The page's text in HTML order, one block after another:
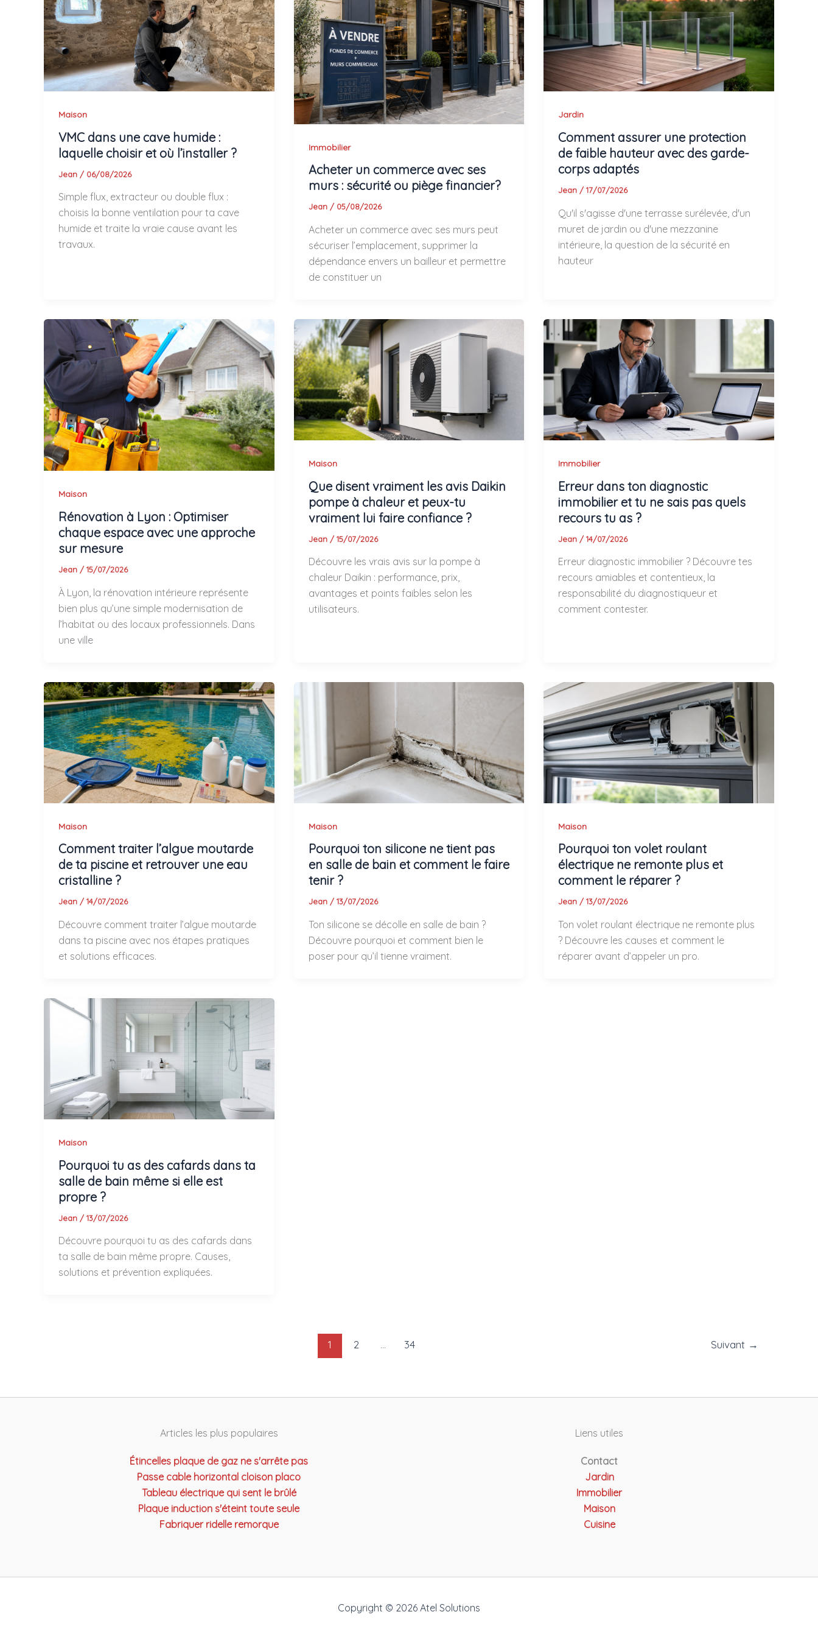
Maison
VMC dans une cave humide :
laquelle choisir et où l’installer ?
Jean / 06/08/2026
Simple flux, extracteur ou double flux :
choisis la bonne ventilation pour ta cave
humide et traite la vraie cause avant les
travaux.
Immobilier
Acheter un commerce avec ses
murs : sécurité ou piège financier?
Jean / 05/08/2026
Acheter un commerce avec ses murs peut
sécuriser l’emplacement, supprimer la
dépendance envers un bailleur et permettre
de constituer un
Jardin
Comment assurer une protection
de faible hauteur avec des garde-
corps adaptés
Jean /17/07/2026
Qu'il s'agisse d'une terrasse surélevée, d'un
muret de jardin ou d'une mezzanine
intérieure, la question de la sécurité en
hauteur
Maison
Rénovation à Lyon : Optimiser
chaque espace avec une approche
sur mesure
Jean / 15/07/2026
À Lyon, la rénovation intérieure représente
bien plus qu’une simple modernisation de
l’habitat ou des locaux professionnels. Dans
une ville
Maison
Que disent vraiment les avis Daikin
pompe à chaleur et peux-tu
vraiment lui faire confiance ?
Jean / 15/07/2026
Découvre les vrais avis sur la pompe à
chaleur Daikin : performance, prix,
avantages et points faibles selon les
utilisateurs.
Immobilier
Erreur dans ton diagnostic
immobilier et tu ne sais pas quels
recours tu as ?
Jean /14/07/2026
Erreur diagnostic immobilier ? Découvre tes
recours amiables et contentieux, la
responsabilité du diagnostiqueur et
comment contester.
Maison
Comment traiter l’algue moutarde
de ta piscine et retrouver une eau
cristalline ?
Jean / 14/07/2026
Découvre comment traiter l’algue moutarde
dans ta piscine avec nos étapes pratiques
et solutions efficaces.
Maison
Pourquoi ton silicone ne tient pas
en salle de bain et comment le faire
tenir ?
Jean / 13/07/2026
Ton silicone se décolle en salle de bain ?
Découvre pourquoi et comment bien le
poser pour qu’il tienne vraiment.
Maison
Pourquoi ton volet roulant
électrique ne remonte plus et
comment le réparer ?
Jean /13/07/2026
Ton volet roulant électrique ne remonte plus
? Découvre les causes et comment le
réparer avant d’appeler un pro.
Maison
Pourquoi tu as des cafards dans ta
salle de bain même si elle est
propre ?
Jean / 13/07/2026
Découvre pourquoi tu as des cafards dans
ta salle de bain même propre. Causes,
solutions et prévention expliquées.
1 2 … 34 Suivant →
Articles les plus populaires
Étincelles plaque de gaz ne s'arrête pas
Passe cable horizontal cloison placo
Tableau électrique qui sent le brûlé
Plaque induction s'éteint toute seule
Fabriquer ridelle remorque
Liens utiles
Contact
Jardin
Immobilier
Maison
Cuisine
Copyright © 2026 Atel Solutions